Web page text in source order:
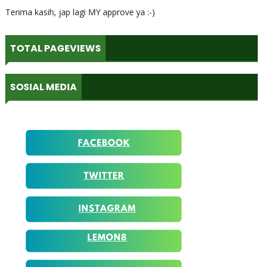
Terima kasih, jap lagi MY approve ya :-)
TOTAL PAGEVIEWS
SOSIAL MEDIA